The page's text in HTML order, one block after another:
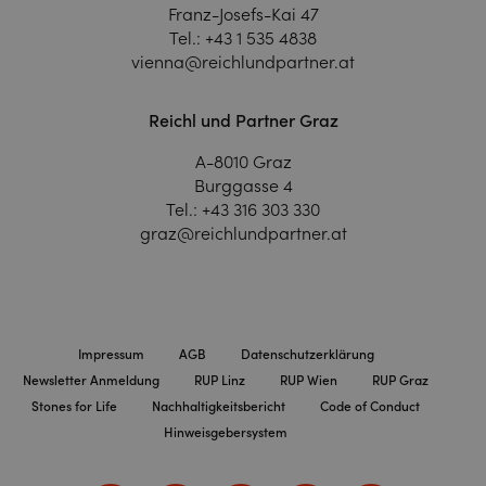
Franz-Josefs-Kai 47
Tel.: +43 1 535 4838
vienna@reichlundpartner.at
Reichl und Partner Graz
A-8010 Graz
Burggasse 4
Tel.: +43 316 303 330
graz@reichlundpartner.at
Impressum AGB
Datenschutzerklärung
Newsletter Anmeldung
RUP Linz RUP Wien
RUP Graz
Stones for Life
Nachhaltigkeitsbericht
Code of Conduct
Hinweisgebersystem